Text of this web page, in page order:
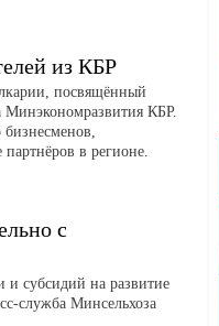
из КБР
посвящённый
Минэкономразвития КБР.
в регионе.
с
и субсидий на развитие
служба Минсельхоза